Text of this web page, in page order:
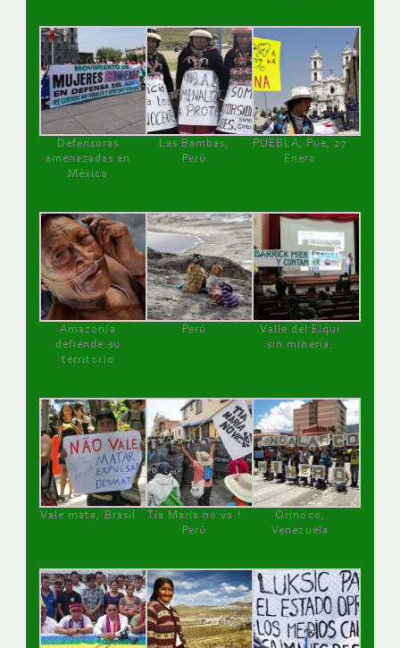
Defensoras
amenazadas en
México
Las Bambas,
Perú
PUEBLA, Pue, 27
Enero
Amazonía
defiende su
territorio
Perú
Valle del Elqui
sin minería.
Vale mata, Brasil
Tía María no va !
Perú
Orinoco,
Venezuela